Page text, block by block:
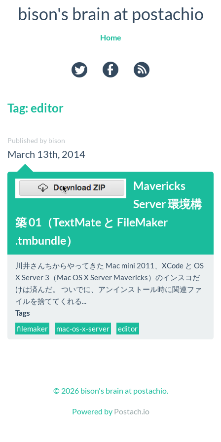
bison's brain at postachio
Home
twitter facebook rss
Tag: editor
Published by bison
March 13th, 2014
Mavericks
Server 環境構
築 01（TextMate と FileMaker
.tmbundle）
川井さんちからやってきた Mac mini 2011、XCode と OS
X Server 3（Mac OS X Server Mavericks）のインスコだ
けは済んだ。 ついでに、アンインストール時に関連ファ
イルを捨ててくれる...
Tags
filemaker
mac-os-x-server editor
© 2026 bison's brain at postachio.
Powered by Postach.io